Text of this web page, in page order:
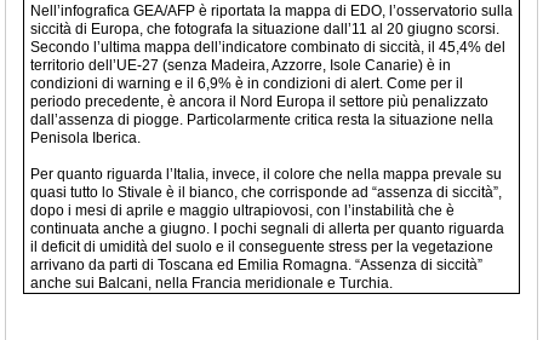
Nell’infografica GEA/AFP è riportata la mappa di EDO, l’osservatorio sulla
siccità di Europa, che fotografa la situazione dall’11 al 20 giugno scorsi.
Secondo l’ultima mappa dell’indicatore combinato di siccità, il 45,4% del
territorio dell’UE-27 (senza Madeira, Azzorre, Isole Canarie) è in
condizioni di warning e il 6,9% è in condizioni di alert. Come per il
periodo precedente, è ancora il Nord Europa il settore più penalizzato
dall’assenza di piogge. Particolarmente critica resta la situazione nella
Penisola Iberica.
Per quanto riguarda l’Italia, invece, il colore che nella mappa prevale su
quasi tutto lo Stivale è il bianco, che corrisponde ad “assenza di siccità”,
dopo i mesi di aprile e maggio ultrapiovosi, con l’instabilità che è
continuata anche a giugno. I pochi segnali di allerta per quanto riguarda
il deficit di umidità del suolo e il conseguente stress per la vegetazione
arrivano da parti di Toscana ed Emilia Romagna. “Assenza di siccità”
anche sui Balcani, nella Francia meridionale e Turchia.